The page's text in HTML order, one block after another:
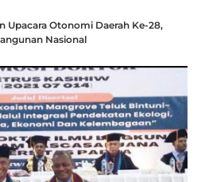
Upacara Otonomi Daerah Ke-28,
Nasional